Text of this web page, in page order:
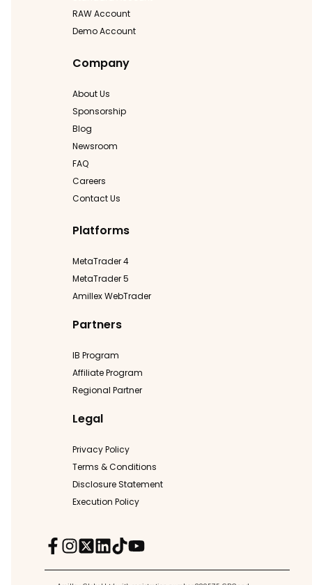
RAW Account
Demo Account
Company
About Us
Sponsorship
Blog
Newsroom
FAQ
Careers
Contact Us
Platforms
MetaTrader 4
MetaTrader 5
Amillex WebTrader
Partners
IB Program
Affiliate Program
Regional Partner
Legal
Privacy Policy
Terms & Conditions
Disclosure Statement
Execution Policy